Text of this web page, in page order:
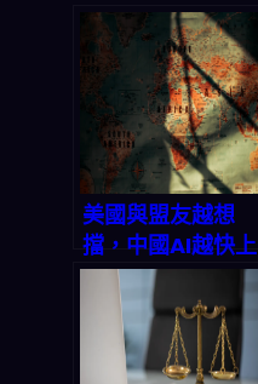
剖：散戶反殺機構
的自動化武器庫
美國與盟友越想
擋，中國AI越快上
岸：2026 年的地
緣政治競賽與企業
該怎麼接招？